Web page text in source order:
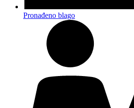
Pronađeno blago